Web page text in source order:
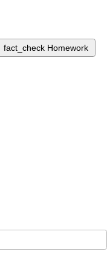
fact_check Homework